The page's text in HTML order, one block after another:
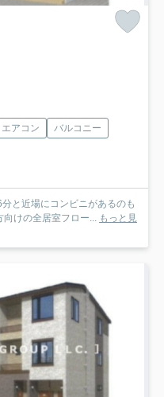
エアコン
バルコニー
と近場にコンビニがあるのも
けの全居室フロー... もっと見